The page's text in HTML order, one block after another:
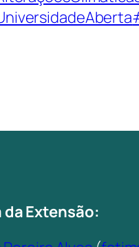
Extensão: